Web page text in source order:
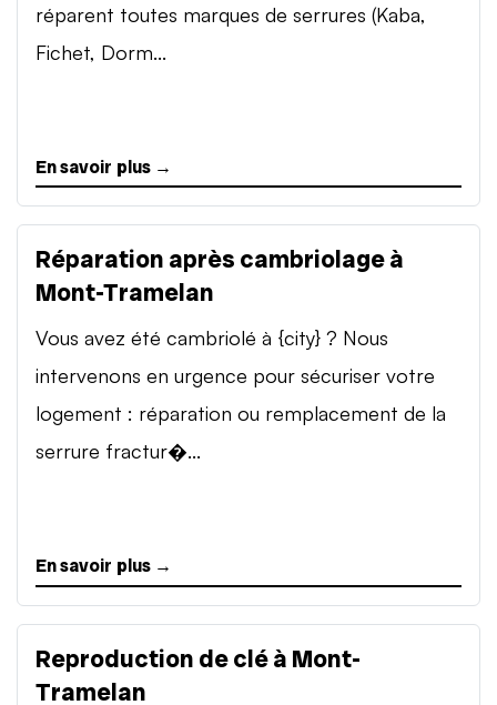
réparent toutes marques de serrures (Kaba,
Fichet, Dorm...
En savoir plus →
Réparation après cambriolage à
Mont-Tramelan
Vous avez été cambriolé à {city} ? Nous
intervenons en urgence pour sécuriser votre
logement : réparation ou remplacement de la
serrure fractur�...
En savoir plus →
Reproduction de clé à Mont-
Tramelan